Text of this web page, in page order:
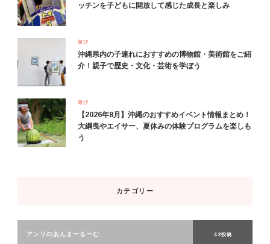
ッチンを子どもに開放して感じた成長と楽しみ
遊び
沖縄県内の子連れにおすすめの博物館・美術館をご紹
介！親子で歴史・文化・芸術を学ぼう
遊び
【2026年8月】沖縄のおすすめイベント情報まとめ！
大綱曳やエイサー、夏休みの体験プログラムを楽しも
う
カテゴリー
アンリのあんまーるーむ 42投稿